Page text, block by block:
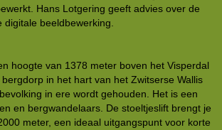
Hans Lotgering geeft advies over de
digitale beeldbewerking.
hoogte van 1378 meter boven het Visperdal
in het hart van het Zwitserse Wallis
in ere wordt gehouden. Het is een
en bergwandelaars. De stoeltjeslift brengt je
meter, een ideaal uitgangspunt voor korte